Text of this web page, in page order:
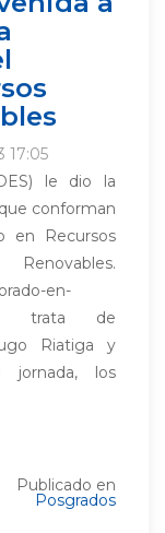
17:05
le dio la
conforman
en Recursos
en-
trata de
Riatiga y
jornada, los
Publicado en
Posgrados